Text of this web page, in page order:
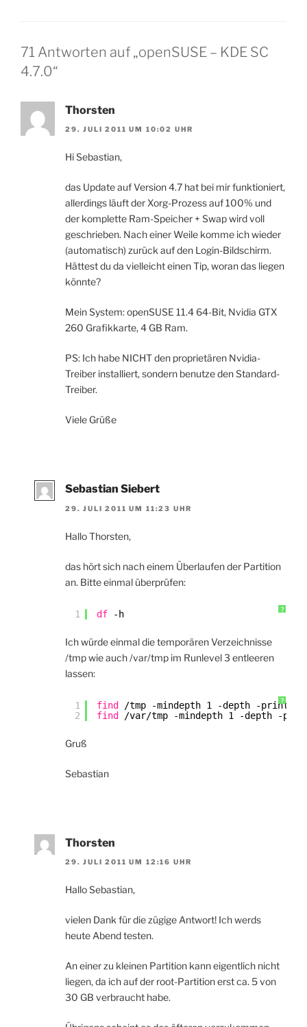
71 Antworten auf „openSUSE – KDE SC
4.7.0“
Thorsten
29. JULI 2011 UM 10:02 UHR
Hi Sebastian,
das Update auf Version 4.7 hat bei mir funktioniert,
allerdings läuft der Xorg-Prozess auf 100% und
der komplette Ram-Speicher + Swap wird voll
geschrieben. Nach einer Weile komme ich wieder
(automatisch) zurück auf den Login-Bildschirm.
Hättest du da vielleicht einen Tip, woran das liegen
könnte?
Mein System: openSUSE 11.4 64-Bit, Nvidia GTX
260 Grafikkarte, 4 GB Ram.
PS: Ich habe NICHT den proprietären Nvidia-
Treiber installiert, sondern benutze den Standard-
Treiber.
Viele Grüße
Sebastian Siebert
29. JULI 2011 UM 11:23 UHR
Hallo Thorsten,
das hört sich nach einem Überlaufen der Partition
an. Bitte einmal überprüfen:
?
1 df -h
Ich würde einmal die temporären Verzeichnisse
/tmp wie auch /var/tmp im Runlevel 3 entleeren
lassen:
?
1
2
find /tmp
-mindepth 1 -depth -print0
find
/var/tmp -mindepth 1 -depth -
Gruß
Sebastian
Thorsten
29. JULI 2011 UM 12:16 UHR
Hallo Sebastian,
vielen Dank für die zügige Antwort! Ich werds
heute Abend testen.
An einer zu kleinen Partition kann eigentlich nicht
liegen, da ich auf der root-Partition erst ca. 5 von
30 GB verbraucht habe.